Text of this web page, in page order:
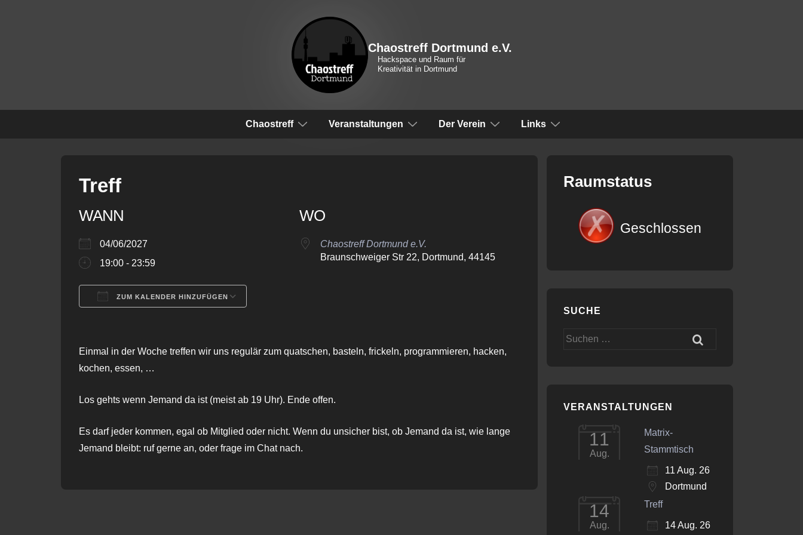
Chaostreff Dortmund e.V.
Hackspace und Raum für
Kreativität in Dortmund
Hauptnavigation
Chaostreff Veranstaltungen Der Verein Links
Treff
WANN
04/06/2027
19:00 - 23:59
ZUM KALENDER HINZUFÜGEN
WO
Chaostreff Dortmund e.V.
Braunschweiger Str 22, Dortmund, 44145
Einmal in der Woche treffen wir uns regulär zum quatschen, basteln, frickeln, programmieren, hacken,
kochen, essen, …
Los gehts wenn Jemand da ist (meist ab 19 Uhr). Ende offen.
Es darf jeder kommen, egal ob Mitglied oder nicht. Wenn du unsicher bist, ob Jemand da ist, wie lange
Jemand bleibt: ruf gerne an, oder frage im Chat nach.
Raumstatus
Geschlossen
SUCHE
Suchen
VERANSTALTUNGEN
11
Aug.
Matrix-
Stammtisch
11 Aug. 26
Dortmund
14
Aug.
Treff
14 Aug. 26